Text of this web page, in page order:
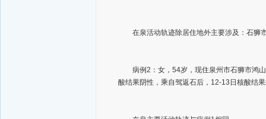
在泉活动轨迹除居住地外主要涉及：石狮
病例2：女，54岁，现住泉州市石狮市鸿山
酸结果阴性，乘自驾返石后，12-13日核酸结